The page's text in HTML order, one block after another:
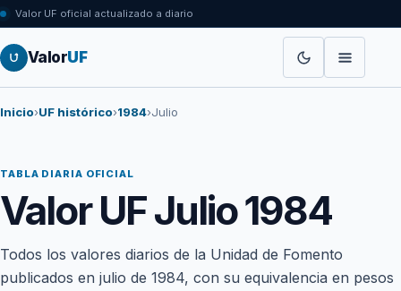
Valor UF oficial actualizado a diario
ValorUF
Inicio›UF histórico›1984›Julio
TABLA DIARIA OFICIAL
Valor UF Julio 1984
Todos los valores diarios de la Unidad de Fomento
publicados en julio de 1984, con su equivalencia en pesos